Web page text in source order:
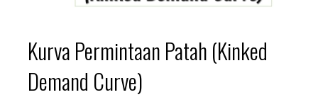
Kurva Permintaan Patah (Kinked
Demand Curve)